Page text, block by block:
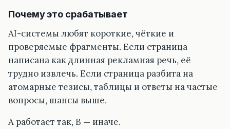
Почему это срабатывает
AI-системы любят короткие, чёткие и
проверяемые фрагменты. Если страница
написана как длинная рекламная речь, её
трудно извлечь. Если страница разбита на
атомарные тезисы, таблицы и ответы на частые
вопросы, шансы выше.
A работает так, B — иначе.